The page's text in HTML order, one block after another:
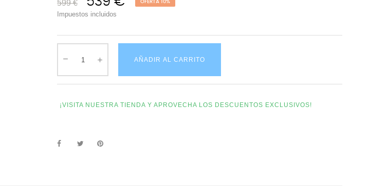
599 € OFERTA 10%
Impuestos incluidos
AÑADIR AL CARRITO
¡VISITA NUESTRA TIENDA Y APROVECHA LOS DESCUENTOS EXCLUSIVOS!